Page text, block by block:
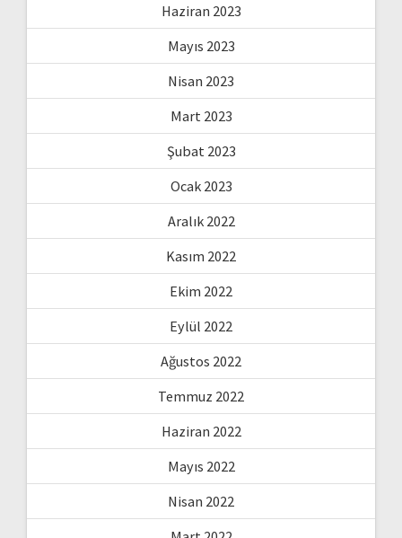
Haziran 2023
Mayıs 2023
Nisan 2023
Mart 2023
Şubat 2023
Ocak 2023
Aralık 2022
Kasım 2022
Ekim 2022
Eylül 2022
Ağustos 2022
Temmuz 2022
Haziran 2022
Mayıs 2022
Nisan 2022